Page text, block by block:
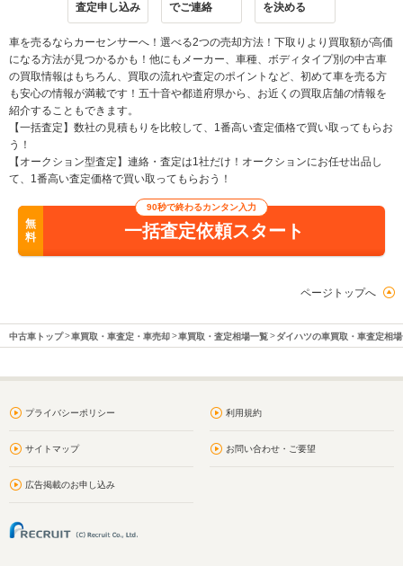
査定申し込み
でご連絡
を決める
車を売るならカーセンサーへ！選べる2つの売却方法！下取りより買取額が高価
になる方法が見つかるかも！他にもメーカー、車種、ボディタイプ別の中古車
の買取情報はもちろん、買取の流れや査定のポイントなど、初めて車を売る方
も安心の情報が満載です！五十音や都道府県から、お近くの買取店舗の情報を
紹介することもできます。
【一括査定】数社の見積もりを比較して、1番高い査定価格で買い取ってもらお
う！
【オークション型査定】連絡・査定は1社だけ！オークションにお任せ出品し
て、1番高い査定価格で買い取ってもらおう！
無
料
90秒で終わるカンタン入力
一括査定依頼スタート
ページトップへ
中古車トップ 車買取・車査定・車売却 車買取・査定相場一覧 ダイハツの車買取・車査定相
プライバシーポリシー 利用規約
サイトマップ お問い合わせ・ご要望
広告掲載のお申し込み